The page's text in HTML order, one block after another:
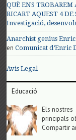
QUÈ ENS TROBAREM
RICART AQUEST 4
Investigació,
Anarchist genius
enComunicat d’Enric
Avis Legal
Educació
Els nostres
principals
Compartir